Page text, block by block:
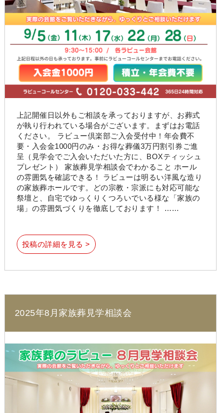
上記開催日以外もご相談を承っておりますが、お葬式
が執り行われている場合がございます。まずはお電話
ください。 ラビュー倶楽部ご入会受付中！年会費不
要・入会金1000円のみ・お得な葬儀3万円割引券ご進
呈（見学会でご入会いただいた方に、BOXティッシュ
プレゼント） 家族葬見学相談会でわかること ホール
の雰囲気を確認できる！ ラビューは明るい洋風な造り
の家族葬ホールです。どの宗教・宗派にも対応可能な
祭壇と、自宅でゆっくりくつろいでいる様な「家族の
場」の雰囲気づくりを徹底しております！ ……
投稿の詳細を見る >
2025年8月家族葬見学相談会